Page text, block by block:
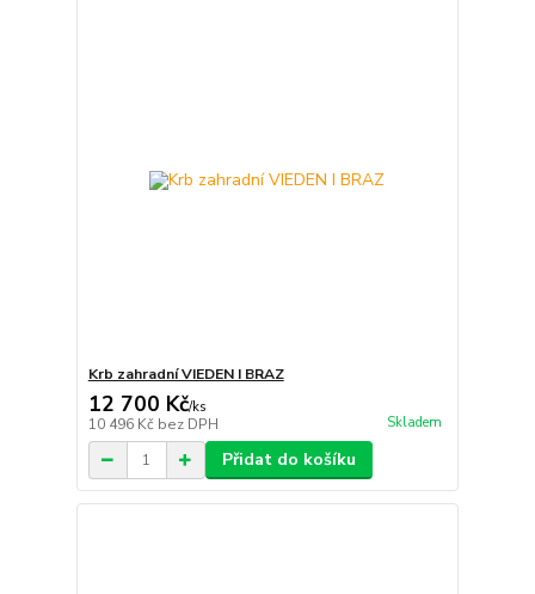
Krb zahradní VIEDEN I BRAZ
12 700 Kč/ks
10 496 Kč bez DPH Skladem
Přidat do košíku